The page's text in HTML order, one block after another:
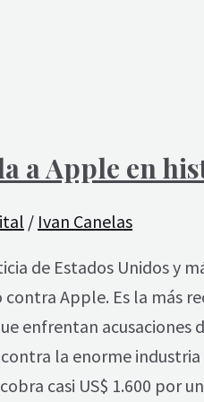
a Apple en
/ Ivan Canelas
de Estados Unidos y
Apple. Es la más
enfrentan
la enorme
casi US$ 1.600 por